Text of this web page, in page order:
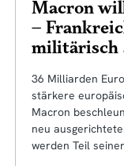
Macron
–
militärisch
36 Milliarden
stärkere
Macron
neu
werden Teil